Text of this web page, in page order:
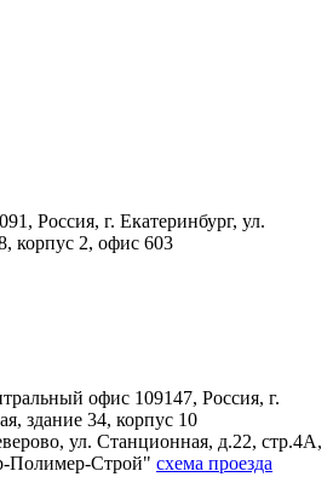
Россия, г. Екатеринбург, ул.
корпус 2, офис 603
офис 109147, Россия, г.
здание 34, корпус 10
ул. Станционная, д.22, стр.4А,
Полимер-Строй" схема проезда